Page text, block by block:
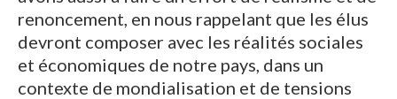
renoncement, en nous rappelant que les élus
devront composer avec les réalités sociales
et économiques de notre pays, dans un
contexte de mondialisation et de tensions